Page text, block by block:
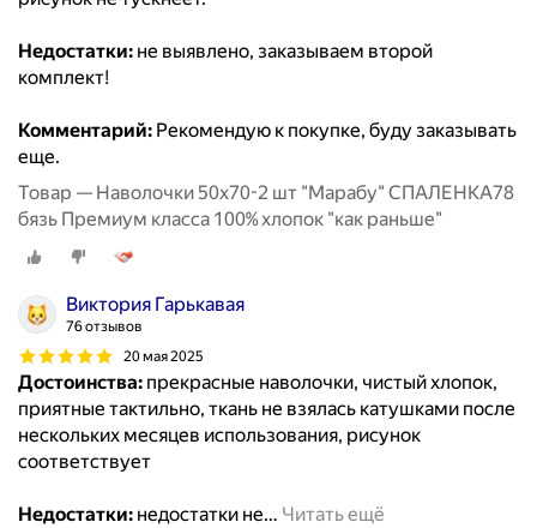
Недостатки: не выявлено, заказываем второй
комплект!
Комментарий: Рекомендую к покупке, буду заказывать
еще.
Товар — Наволочки 50х70-2 шт "Марабу" СПАЛЕНКА78
бязь Премиум класса 100% хлопок "как раньше"
Виктория Гарькавая
76 отзывов
20 мая 2025
Достоинства: прекрасные наволочки, чистый хлопок,
приятные тактильно, ткань не взялась катушками после
нескольких месяцев использования, рисунок
соответствует
Недостатки: недостатки не… Читать ещё